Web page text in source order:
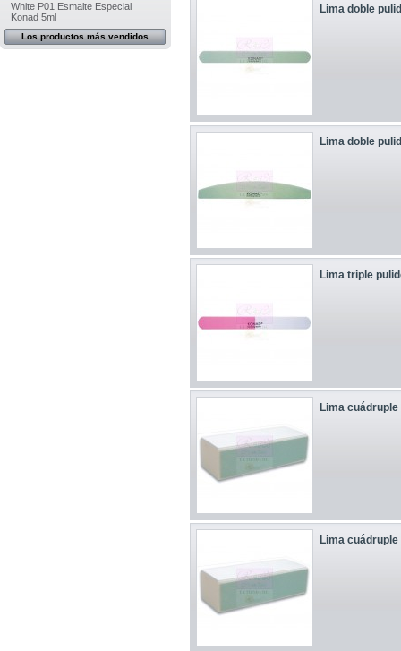
White P01 Esmalte Especial
Konad 5ml
Los productos más vendidos
Lima doble
Lima doble
Lima triple
Lima
Lima